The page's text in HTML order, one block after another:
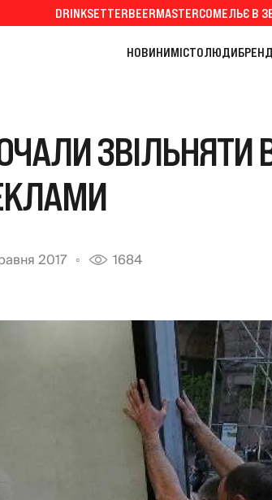
DRINKSETTERBEERMASTERСОМЕЛЬЄ В
НОВИНИМІСТОЛЮДИ
ЗВІЛЬНЯТИ
2017 1684